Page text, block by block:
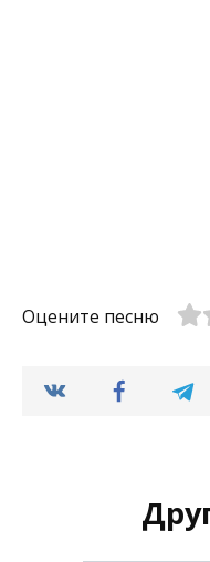
Оцените песню